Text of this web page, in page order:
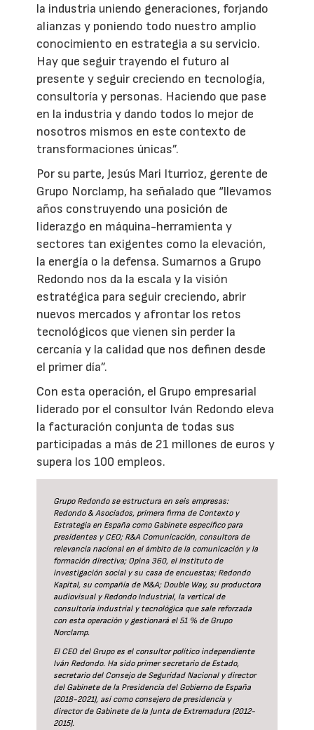
la industria uniendo generaciones, forjando
alianzas y poniendo todo nuestro amplio
conocimiento en estrategia a su servicio.
Hay que seguir trayendo el futuro al
presente y seguir creciendo en tecnología,
consultoría y personas. Haciendo que pase
en la industria y dando todos lo mejor de
nosotros mismos en este contexto de
transformaciones únicas”.
Por su parte, Jesús Mari Iturrioz, gerente de
Grupo Norclamp, ha señalado que “llevamos
años construyendo una posición de
liderazgo en máquina-herramienta y
sectores tan exigentes como la elevación,
la energía o la defensa. Sumarnos a Grupo
Redondo nos da la escala y la visión
estratégica para seguir creciendo, abrir
nuevos mercados y afrontar los retos
tecnológicos que vienen sin perder la
cercanía y la calidad que nos definen desde
el primer día”.
Con esta operación, el Grupo empresarial
liderado por el consultor Iván Redondo eleva
la facturación conjunta de todas sus
participadas a más de 21 millones de euros y
supera los 100 empleos.
Grupo Redondo se estructura en seis empresas:
Redondo & Asociados, primera firma de Contexto y
Estrategia en España como Gabinete específico para
presidentes y CEO; R&A Comunicación, consultora de
relevancia nacional en el ámbito de la comunicación y la
formación directiva; Opina 360, el Instituto de
investigación social y su casa de encuestas; Redondo
Kapital, su compañía de M&A; Double Way, su productora
audiovisual y Redondo Industrial, la vertical de
consultoría industrial y tecnológica que sale reforzada
con esta operación y gestionará el 51 % de Grupo
Norclamp.
El CEO del Grupo es el consultor político independiente
Iván Redondo. Ha sido primer secretario de Estado,
secretario del Consejo de Seguridad Nacional y director
del Gabinete de la Presidencia del Gobierno de España
(2018-2021), así como consejero de presidencia y
director de Gabinete de la Junta de Extremadura (2012-
2015).